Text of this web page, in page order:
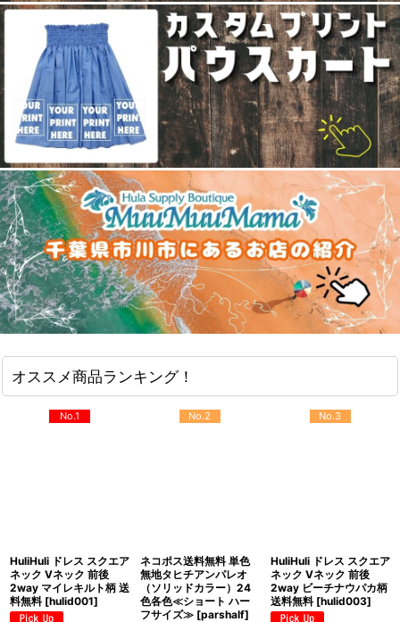
オススメ商品ランキング！
No.1
HuliHuli ドレス スクエア
ネック Vネック 前後
2way マイレキルト柄 送
料無料 [hulid001]
No.2
ネコポス送料無料 単色
無地タヒチアンパレオ
（ソリッドカラー）24
色各色≪ショート ハー
フサイズ≫ [parshalf]
No.3
HuliHuli ドレス スクエア
ネック Vネック 前後
2way ビーチナウパカ柄
送料無料 [hulid003]